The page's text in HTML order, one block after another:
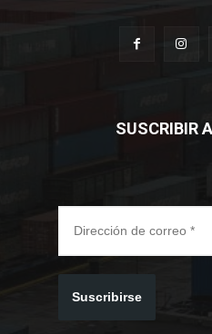
SUSCRIBIR
Suscribirse